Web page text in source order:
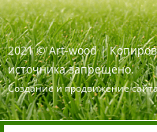
2021 ©Art-wood |
источника запрещено.
Создание и продвижение